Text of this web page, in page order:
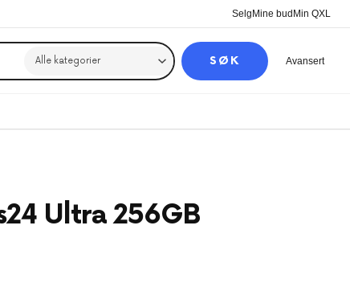
SelgMine budMin QXL
SØK Avansert
Ultra 256GB